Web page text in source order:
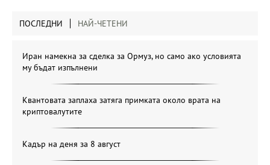
ПОСЛЕДНИ НАЙ-ЧЕТЕНИ
Иран намекна за сделка за Ормуз, но само ако условията
му бъдат изпълнени
Квантовата заплаха затяга примката около врата на
криптовалутите
Кадър на деня за 8 август